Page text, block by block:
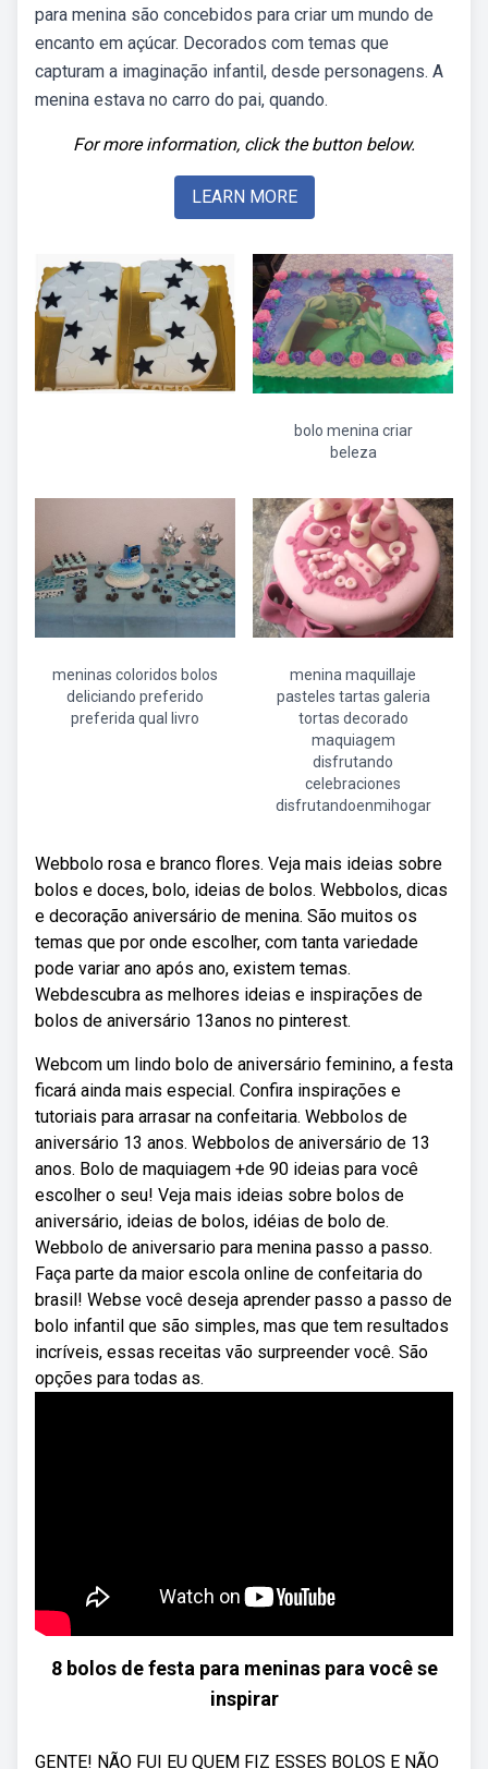
para menina são concebidos para criar um mundo de
encanto em açúcar. Decorados com temas que
capturam a imaginação infantil, desde personagens. A
menina estava no carro do pai, quando.
For more information, click the button below.
LEARN MORE
bolo menina criar
beleza
meninas coloridos bolos
deliciando preferido
preferida qual livro
menina maquillaje
pasteles tartas galeria
tortas decorado
maquiagem
disfrutando
celebraciones
disfrutandoenmihogar
Webbolo rosa e branco flores. Veja mais ideias sobre
bolos e doces, bolo, ideias de bolos. Webbolos, dicas
e decoração aniversário de menina. São muitos os
temas que por onde escolher, com tanta variedade
pode variar ano após ano, existem temas.
Webdescubra as melhores ideias e inspirações de
bolos de aniversário 13anos no pinterest.
Webcom um lindo bolo de aniversário feminino, a festa
ficará ainda mais especial. Confira inspirações e
tutoriais para arrasar na confeitaria. Webbolos de
aniversário 13 anos. Webbolos de aniversário de 13
anos. Bolo de maquiagem +de 90 ideias para você
escolher o seu! Veja mais ideias sobre bolos de
aniversário, ideias de bolos, idéias de bolo de.
Webbolo de aniversario para menina passo a passo.
Faça parte da maior escola online de confeitaria do
brasil! Webse você deseja aprender passo a passo de
bolo infantil que são simples, mas que tem resultados
incríveis, essas receitas vão surpreender você. São
opções para todas as.
8 bolos de festa para meninas para você se
inspirar
GENTE! NÃO FUI EU QUEM FIZ ESSES BOLOS E NÃO